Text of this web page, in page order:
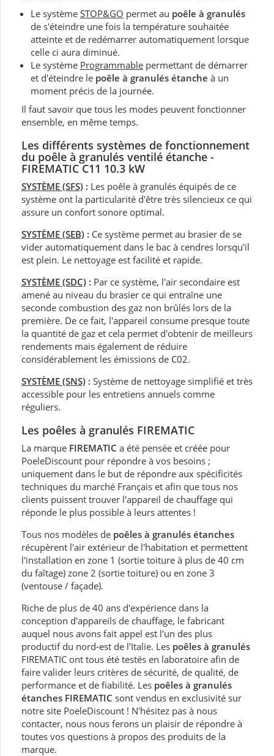
Le système STOP&GO permet au poêle à granulés
de s'éteindre une fois la température souhaitée
atteinte et de redémarrer automatiquement lorsque
celle ci aura diminué.
Le système Programmable permettant de démarrer
et d'éteindre le poêle à granulés étanche à un
moment précis de la journée.
Il faut savoir que tous les modes peuvent fonctionner
ensemble, en même temps.
Les différents systèmes de fonctionnement
du poêle à granulés ventilé étanche -
FIREMATIC C11 10.3 kW
SYSTÈME (SFS) : Les poêle à granulés équipés de ce
système ont la particularité d'être très silencieux ce qui
assure un confort sonore optimal.
SYSTÈME (SEB) : Ce système permet au brasier de se
vider automatiquement dans le bac à cendres lorsqu'il
est plein. Le nettoyage est facilité et rapide.
SYSTÈME (SDC) : Par ce système, l'air secondaire est
amené au niveau du brasier ce qui entraîne une
seconde combustion des gaz non brûlés lors de la
première. De ce fait, l'appareil consume presque toute
la quantité de gaz et cela permet d'obtenir de meilleurs
rendements mais également de réduire
considérablement les émissions de C02.
SYSTÈME (SNS) : Système de nettoyage simplifié et très
accessible pour les entretiens annuels comme
réguliers.
Les poêles à granulés FIREMATIC
La marque FIREMATIC a été pensée et créée pour
PoeleDiscount pour répondre à vos besoins ;
uniquement dans le but de répondre aux spécificités
techniques du marché Français et afin que tous nos
clients puissent trouver l'appareil de chauffage qui
réponde le plus possible à leurs attentes !
Tous nos modèles de poêles à granulés étanches
récupèrent l'air extérieur de l'habitation et permettent
l'installation en zone 1 (sortie toiture à plus de 40 cm
du faîtage) zone 2 (sortie toiture) ou en zone 3
(ventouse / façade).
Riche de plus de 40 ans d'expérience dans la
conception d'appareils de chauffage, le fabricant
auquel nous avons fait appel est l'un des plus
productif du nord-est de l'Italie. Les poêles à granulés
FIREMATIC ont tous été testés en laboratoire afin de
faire valider leurs critères de sécurité, de qualité, de
performance et de fiabilité. Les poêles à granulés
étanches FIREMATIC sont vendus en exclusivité sur
notre site PoeleDiscount ! N'hésitez pas à nous
contacter, nous nous ferons un plaisir de répondre à
toutes vos questions à propos des produits de la
marque.